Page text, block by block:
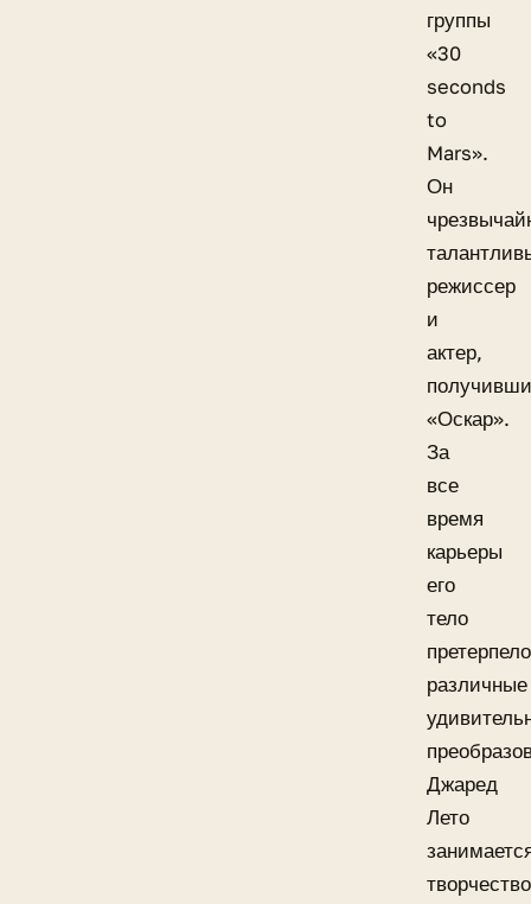
группы
«30
seconds
to
Mars».
Он
режиссер
и
актер,
«Оскар».
За
все
время
карьеры
его
тело
претерпело
различные
Джаред
Лето